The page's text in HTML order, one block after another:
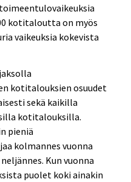
kotitaloutta on myös
vaikeuksia kokevista
kotitalouksien osuudet
sekä kaikilla
kotitalouksilla.
pieniä
kolmannes vuonna
Kun vuonna
puolet koki ainakin